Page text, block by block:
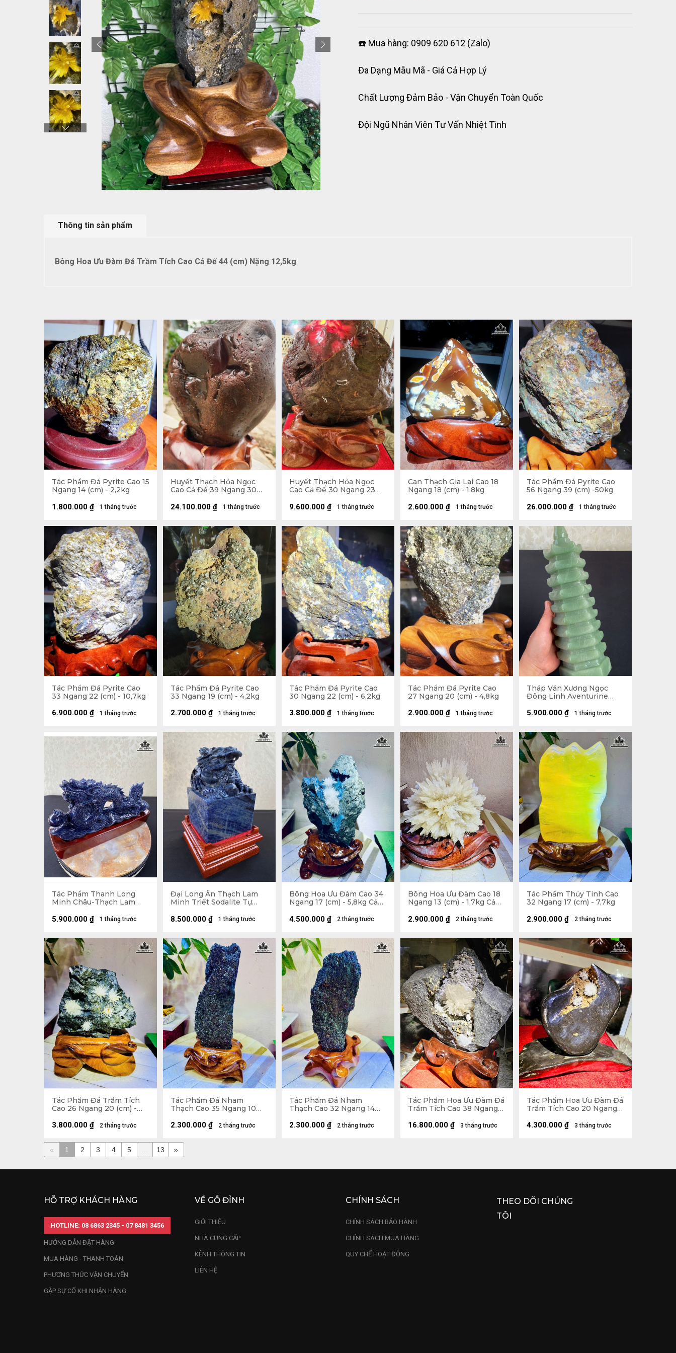
☎️ Mua hàng: 0909 620 612 (Zalo)
Đa Dạng Mẫu Mã - Giá Cả Hợp Lý
Chất Lượng Đảm Bảo - Vận Chuyển Toàn Quốc
Đội Ngũ Nhân Viên Tư Vấn Nhiệt Tình
Thông tin sản phẩm
Bông Hoa Ưu Đàm Đá Trầm Tích Cao Cả Đế 44 (cm) Nặng 12,5kg
Tác Phẩm Đá Pyrite Cao 15
Ngang 14 (cm) - 2,2kg
1 tháng trước
1.800.000 ₫
Huyết Thạch Hỏa Ngọc
Cao Cả Đế 39 Ngang 30
17,5kg
1 tháng trước
24.100.000 ₫
Huyết Thạch Hỏa Ngọc
Cao Cả Đế 30 Ngang 23
6,4kg
1 tháng trước
9.600.000 ₫
Can Thạch Gia Lai Cao 18
Ngang 18 (cm) - 1,8kg
1 tháng trước
2.600.000 ₫
Tác Phẩm Đá Pyrite Cao
56 Ngang 39 (cm) -50kg
1 tháng trước
26.000.000 ₫
Tác Phẩm Đá Pyrite Cao
33 Ngang 22 (cm) - 10,7kg
1 tháng trước
6.900.000 ₫
Tác Phẩm Đá Pyrite Cao
33 Ngang 19 (cm) - 4,2kg
1 tháng trước
2.700.000 ₫
Tác Phẩm Đá Pyrite Cao
30 Ngang 22 (cm) - 6,2kg
1 tháng trước
3.800.000 ₫
Tác Phẩm Đá Pyrite Cao
27 Ngang 20 (cm) - 4,8kg
1 tháng trước
2.900.000 ₫
Tháp Văn Xương Ngọc
Đông Linh Aventurine
Ngang 10,3 x Dày 9 (cm)
1 tháng trước
5.900.000 ₫
Tác Phẩm Thanh Long
Minh Châu-Thạch Lam
Minh Triết Sodalite Tự
Nhiên - Tượng đá 3,35kg
35,5x17x9 (cm ) - Riêng Đế
1 tháng trước
5.900.000 ₫
Đại Long Ấn Thạch Lam
Minh Triết Sodalite Tự
1 tháng trước
8.500.000 ₫
Bông Hoa Ưu Đàm Cao 34
Ngang 17 (cm) - 5,8kg Cả
Đế
2 tháng trước
4.500.000 ₫
Bông Hoa Ưu Đàm Cao 18
Ngang 13 (cm) - 1,7kg Cả
Đế
2 tháng trước
2.900.000 ₫
Tác Phẩm Thủy Tinh Cao
32 Ngang 17 (cm) - 7,7kg
2 tháng trước
2.900.000 ₫
Tác Phẩm Đá Trầm Tích
Cao 26 Ngang 20 (cm) -
2 tháng trước
3.800.000 ₫
Tác Phẩm Đá Nham
Thạch Cao 35 Ngang 10
2 tháng trước
2.300.000 ₫
Tác Phẩm Đá Nham
Thạch Cao 32 Ngang 14
2 tháng trước
2.300.000 ₫
Tác Phẩm Hoa Ưu Đàm Đá
Trầm Tích Cao 38 Ngang
3 tháng trước
16.800.000 ₫
Tác Phẩm Hoa Ưu Đàm Đá
Trầm Tích Cao 20 Ngang
3 tháng trước
4.300.000 ₫
« 1 2 3 4 5 13 »
HỖ TRỢ KHÁCH HÀNG
HOTLINE: 08 6863 2345 - 07 8481 3456
HƯỚNG DẪN ĐẶT HÀNG
MUA HÀNG - THANH TOÁN
PHƯƠNG THỨC VẬN CHUYỂN
GẶP SỰ CỐ KHI NHẬN HÀNG
VỀ GỖ ĐỈNH
GIỚI THIỆU
NHÀ CUNG CẤP
KÊNH THÔNG TIN
LIÊN HỆ
CHÍNH SÁCH
CHÍNH SÁCH BẢO HÀNH
CHÍNH SÁCH MUA HÀNG
QUY CHẾ HOẠT ĐỘNG
THEO DÕI CHÚNG
TÔI